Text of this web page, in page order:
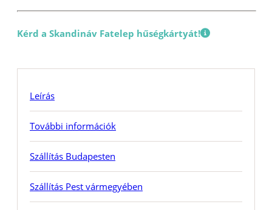
Kérd a Skandináv Fatelep hűségkártyát!
Leírás
További információk
Szállítás Budapesten
Szállítás Pest vármegyében